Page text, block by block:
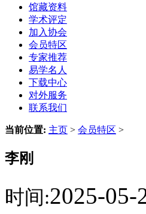
馆藏资料
学术评定
加入协会
会员特区
专家推荐
易学名人
下载中心
对外服务
联系我们
当前位置: 主页 > 会员特区 >
李刚
时间:2025-05-